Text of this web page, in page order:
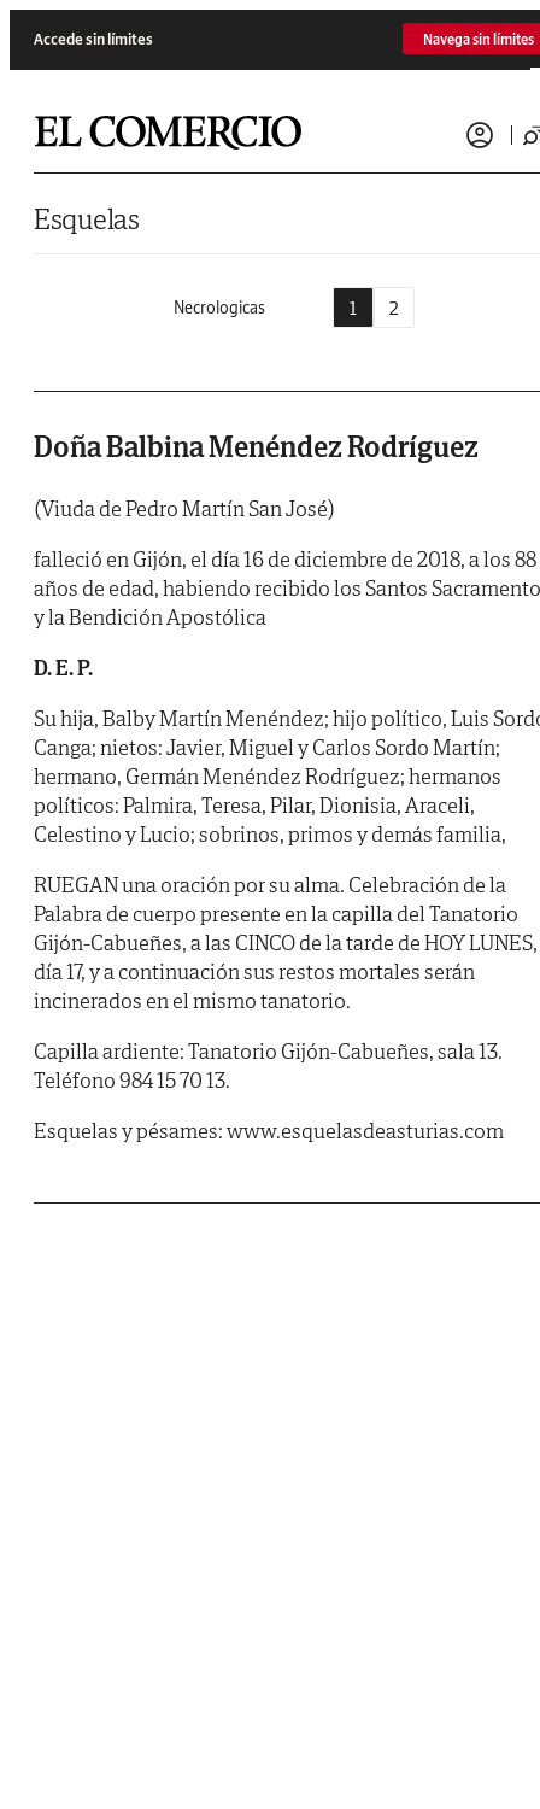
Accede sin límites Navega sin límites
Esquelas
Necrologicas 1 2
Doña Balbina Menéndez Rodríguez
(Viuda de Pedro Martín San José)
falleció en Gijón, el día 16 de diciembre de 2018, a los 88
años de edad, habiendo recibido los Santos
y la Bendición Apostólica
D. E. P.
Su hija, Balby Martín Menéndez; hijo político, Luis
Canga; nietos: Javier, Miguel y Carlos Sordo Martín;
hermano, Germán Menéndez Rodríguez; hermanos
políticos: Palmira, Teresa, Pilar, Dionisia, Araceli,
Celestino y Lucio; sobrinos, primos y demás familia,
RUEGAN una oración por su alma. Celebración de la
Palabra de cuerpo presente en la capilla del Tanatorio
Gijón-Cabueñes, a las CINCO de la tarde de HOY LUNES,
día 17, y a continuación sus restos mortales serán
incinerados en el mismo tanatorio.
Capilla ardiente: Tanatorio Gijón-Cabueñes, sala 13.
Teléfono 984 15 70 13.
Esquelas y pésames: www.esquelasdeasturias.com